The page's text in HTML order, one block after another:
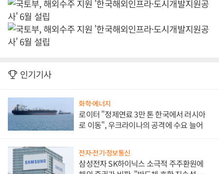
인기기사
화학·에너지
로이터 "정제연료 3만 톤 한국에서 러시아
로 이동", 우크라이나의 공격에 수요 늘어
전자·전기·정보통신
삼성전자 SK하이닉스 소극적 주주환원에